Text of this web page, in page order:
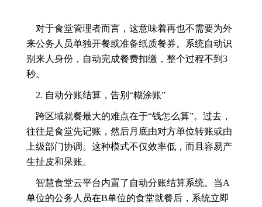
对于食堂管理者而言，这意味着再也不需要为外
来公务人员单独开餐或准备纸质餐券。系统自动识
别来人身份，自动完成餐费扣缴，整个过程不到3
秒。
2. 自动分账结算，告别“糊涂账”
跨区域就餐最大的难点在于“钱怎么算”。过去，
往往是食堂先记账，然后月底由对方单位转账或由
上级部门协调。这种模式不仅效率低，而且容易产
生扯皮和呆账。
智慧食堂云平台内置了自动分账结算系统。当A
单位的公务人员在B单位的食堂就餐后，系统立即